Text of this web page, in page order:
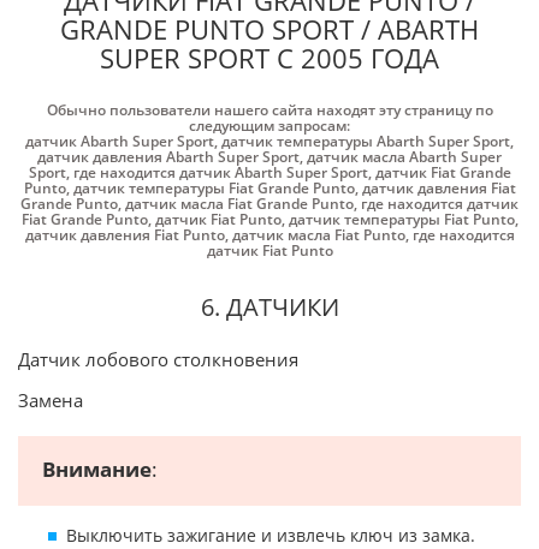
GRANDE PUNTO SPORT / ABARTH
SUPER SPORT С 2005 ГОДА
Обычно пользователи нашего сайта находят эту страницу по
следующим запросам:
датчик Abarth Super Sport,датчик температуры Abarth Super Sport,
датчик давления Abarth Super Sport,датчик масла Abarth Super
Sport, где находится датчик Abarth Super Sport,датчик Fiat Grande
Punto,датчик температуры Fiat Grande Punto,датчик давления Fiat
Grande Punto,датчик масла Fiat Grande Punto, где находится датчик
Fiat Grande Punto,датчик Fiat Punto,датчик температуры Fiat Punto,
датчик давления Fiat Punto,датчик масла Fiat Punto,где находится
датчик Fiat Punto
6. ДАТЧИКИ
Датчик лобового столкновения
Замена
Внимание:
Выключить зажигание и извлечь ключ из замка.